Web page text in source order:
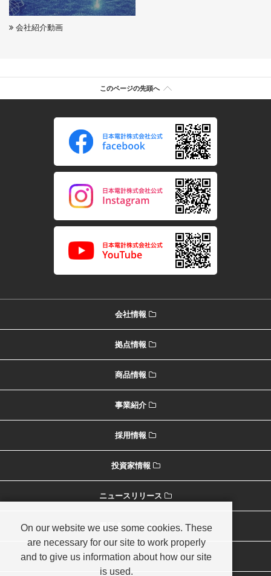
会社紹介動画
このページの先頭へ
会社情報
拠点情報
商品情報
事業紹介
採用情報
投資家情報
ニュースリリース
展示会・セミナー
海外オペレーションのご紹介
On our website we use some cookies. These
are necessary for our site to work properly
and to give us information about how our site
is used.